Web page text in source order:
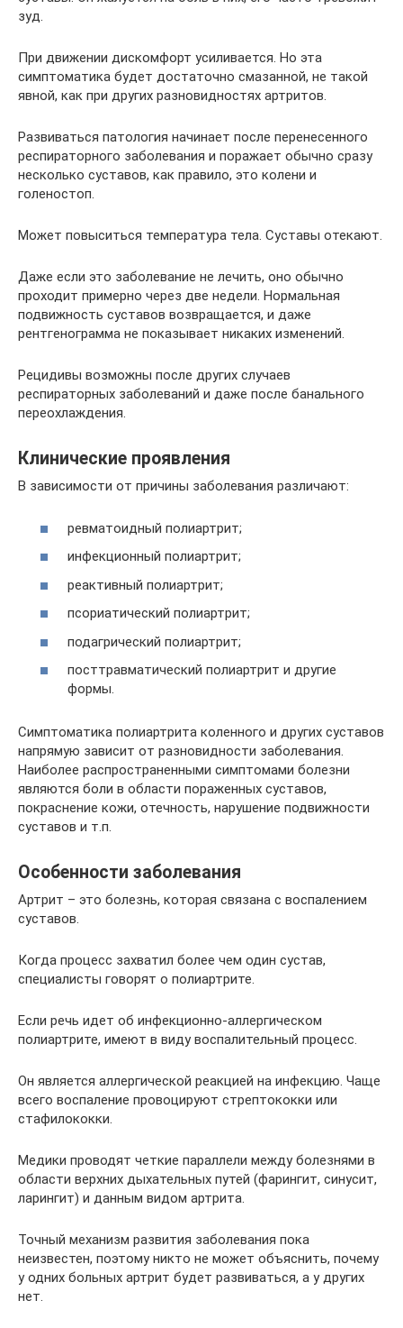
зуд.
При движении дискомфорт усиливается. Но эта
симптоматика будет достаточно смазанной, не такой
явной, как при других разновидностях артритов.
Развиваться патология начинает после перенесенного
респираторного заболевания и поражает обычно сразу
несколько суставов, как правило, это колени и
голеностоп.
Может повыситься температура тела. Суставы отекают.
Даже если это заболевание не лечить, оно обычно
проходит примерно через две недели. Нормальная
подвижность суставов возвращается, и даже
рентгенограмма не показывает никаких изменений.
Рецидивы возможны после других случаев
респираторных заболеваний и даже после банального
переохлаждения.
Клинические проявления
В зависимости от причины заболевания различают:
ревматоидный полиартрит;
инфекционный полиартрит;
реактивный полиартрит;
псориатический полиартрит;
подагрический полиартрит;
посттравматический полиартрит и другие
формы.
Симптоматика полиартрита коленного и других суставов
напрямую зависит от разновидности заболевания.
Наиболее распространенными симптомами болезни
являются боли в области пораженных суставов,
покраснение кожи, отечность, нарушение подвижности
суставов и т.п.
Особенности заболевания
Артрит – это болезнь, которая связана с воспалением
суставов.
Когда процесс захватил более чем один сустав,
специалисты говорят о полиартрите.
Если речь идет об инфекционно-аллергическом
полиартрите, имеют в виду воспалительный процесс.
Он является аллергической реакцией на инфекцию. Чаще
всего воспаление провоцируют стрептококки или
стафилококки.
Медики проводят четкие параллели между болезнями в
области верхних дыхательных путей (фарингит, синусит,
ларингит) и данным видом артрита.
Точный механизм развития заболевания пока
неизвестен, поэтому никто не может объяснить, почему
у одних больных артрит будет развиваться, а у других
нет.